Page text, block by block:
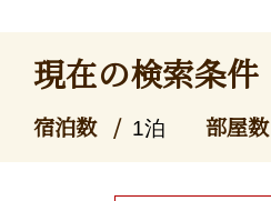
現在の検索条件
宿泊数 1泊 部屋数